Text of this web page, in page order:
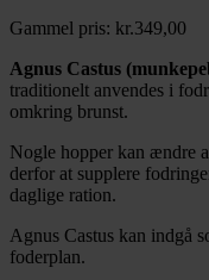
Gammel pris: kr.349,00
Agnus Castus
traditionelt anvendes i
omkring brunst.
Nogle hopper kan ændre
derfor at supplere
daglige ration.
Agnus Castus kan indgå
foderplan.